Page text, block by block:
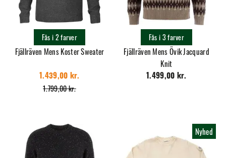
Fjällräven Mens Koster Sweater
1.799,00 kr.
1.439,00 kr.
Fås i 2 farver
Fjällräven Mens Övik Jacquard
Knit
1.499,00 kr.
Fås i 3 farver
Nyhed